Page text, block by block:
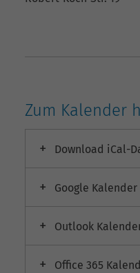
Zum Kalender
Download iCal-
Google Kalender
Outlook
Office 365